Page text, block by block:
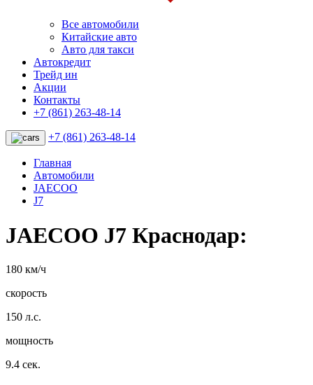
Все автомобили
Китайские авто
Авто для такси
Автокредит
Трейд ин
Акции
Контакты
+7 (861) 263-48-14
+7 (861) 263-48-14
Главная
Автомобили
JAECOO
J7
JAECOO J7 Краснодар:
180 км/ч
скорость
150 л.с.
мощность
9.4 сек.